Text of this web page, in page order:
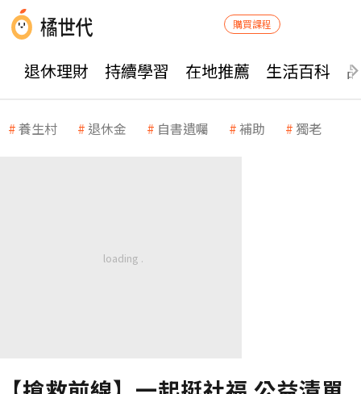
購買課程
退休理財 持續學習 在地推薦 生活百科
養生村 退休金 自書遺囑 補助 獨老